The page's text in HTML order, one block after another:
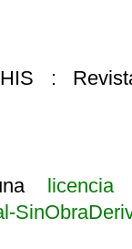
: